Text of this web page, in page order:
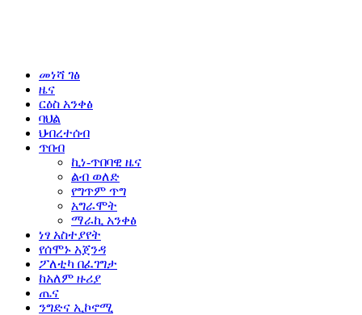
መነሻ ገፅ
ዜና
ርዕስ አንቀፅ
ባህል
ህብረተሰብ
ጥበብ
ኪነ-ጥበባዊ ዜና
ልብ ወለድ
የግጥም ጥግ
አግራሞት
ማራኪ አንቀፅ
ነፃ አስተያየት
የሰሞኑ አጀንዳ
ፖለቲካ በፈገግታ
ከአለም ዙሪያ
ጤና
ንግድና ኢኮኖሚ